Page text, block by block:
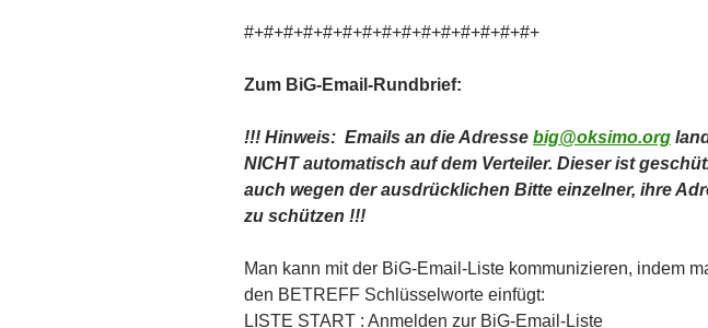
#+#+#+#+#+#+#+#+#+#+#+#+#+#+#+
Zum BiG-Email-Rundbrief:
!!! Hinweis: Emails an die Adresse big@oksimo.org
NICHT automatisch auf dem Verteiler. Dieser ist
auch wegen der ausdrücklichen Bitte einzelner, ihre
zu schützen !!!
Man kann mit der BiG-Email-Liste kommunizieren, indem
den BETREFF Schlüsselworte einfügt:
LISTE START : Anmelden zur BiG-Email-Liste